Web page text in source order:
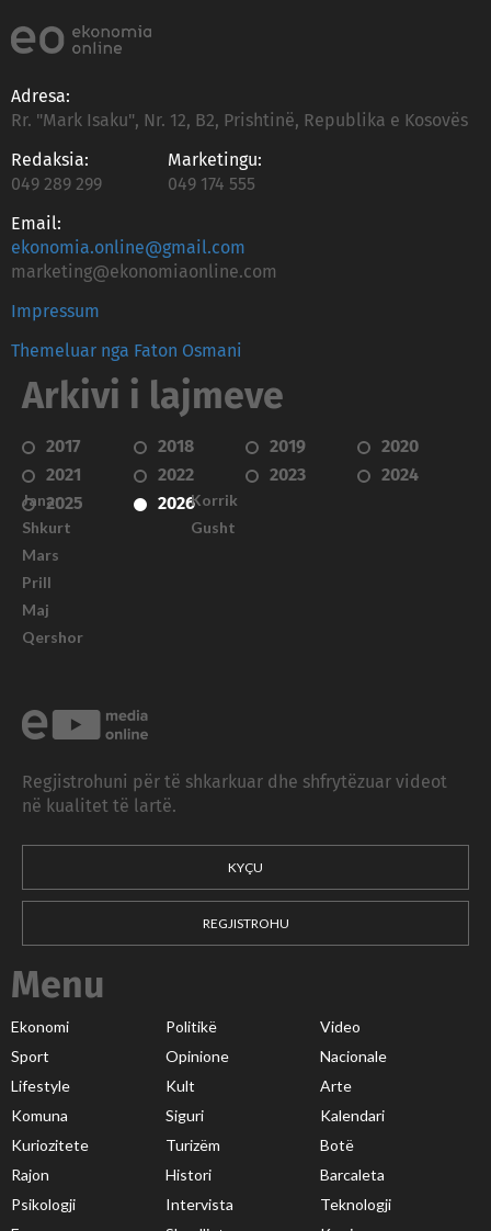
Adresa:
Rr. "Mark Isaku", Nr. 12, B2, Prishtinë, Republika e Kosovës
Redaksia:
049 289 299
Marketingu:
049 174 555
Email:
ekonomia.online@gmail.com
marketing@ekonomiaonline.com
Impressum
Themeluar nga Faton Osmani
Arkivi i lajmeve
2017 2018 2019
2020
2021
2022 2023
2024
2025
2026
Janar
Shkurt
Mars
Prill
Maj
Qershor
Korrik
Gusht
Regjistrohuni për të shkarkuar dhe shfrytëzuar videot
në kualitet të lartë.
KYÇU
REGJISTROHU
Menu
Ekonomi Politikë
Video
Sport
Opinione
Nacionale
Lifestyle
Kult
Arte
Komuna
Siguri
Kalendari
Kuriozitete
Turizëm
Botë
Rajon
Histori
Barcaleta
Psikologji
Intervista
Teknologji